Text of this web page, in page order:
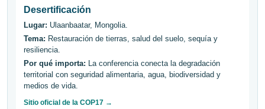
Desertificación
Lugar: Ulaanbaatar, Mongolia.
Tema: Restauración de tierras, salud del suelo, sequía y
resiliencia.
Por qué importa: La conferencia conecta la degradación
territorial con seguridad alimentaria, agua, biodiversidad y
medios de vida.
Sitio oficial de la COP17 →